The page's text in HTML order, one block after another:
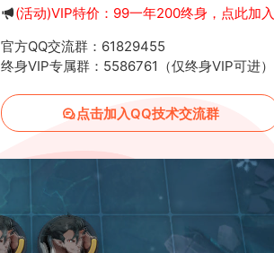
(活动)VIP特价：99一年200终身，点此加入
官方QQ交流群：61829455
终身VIP专属群：5586761（仅终身VIP可进）
点击加入QQ技术交流群